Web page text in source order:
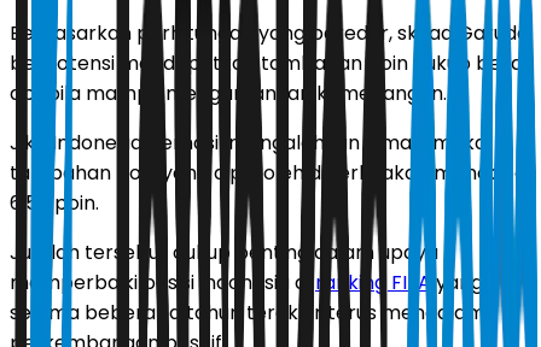
Berdasarkan perhitungan yang beredar, skuad Garuda
berpotensi mendapatkan tambahan poin cukup besar
apabila mampu mengamankan kemenangan.
Jika Indonesia berhasil mengalahkan Oman, maka
tambahan poin yang diperoleh diperkirakan mencapai
6,56 poin.
Jumlah tersebut cukup penting dalam upaya
memperbaiki posisi Indonesia diranking FIFA yang
selama beberapa tahun terakhir terus mengalami